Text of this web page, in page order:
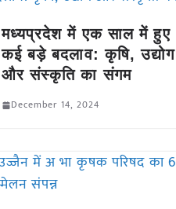
मध्यप्रदेश में एक साल में हुए
कई बड़े बदलाव: कृषि, उद्योग
और संस्कृति का संगम
December 14, 2024